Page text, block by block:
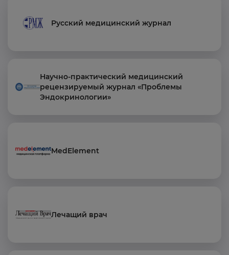
Русский медицинский журнал
Научно-практический медицинский
рецензируемый журнал «Проблемы
Эндокринологии»
MedElement
Лечащий врач